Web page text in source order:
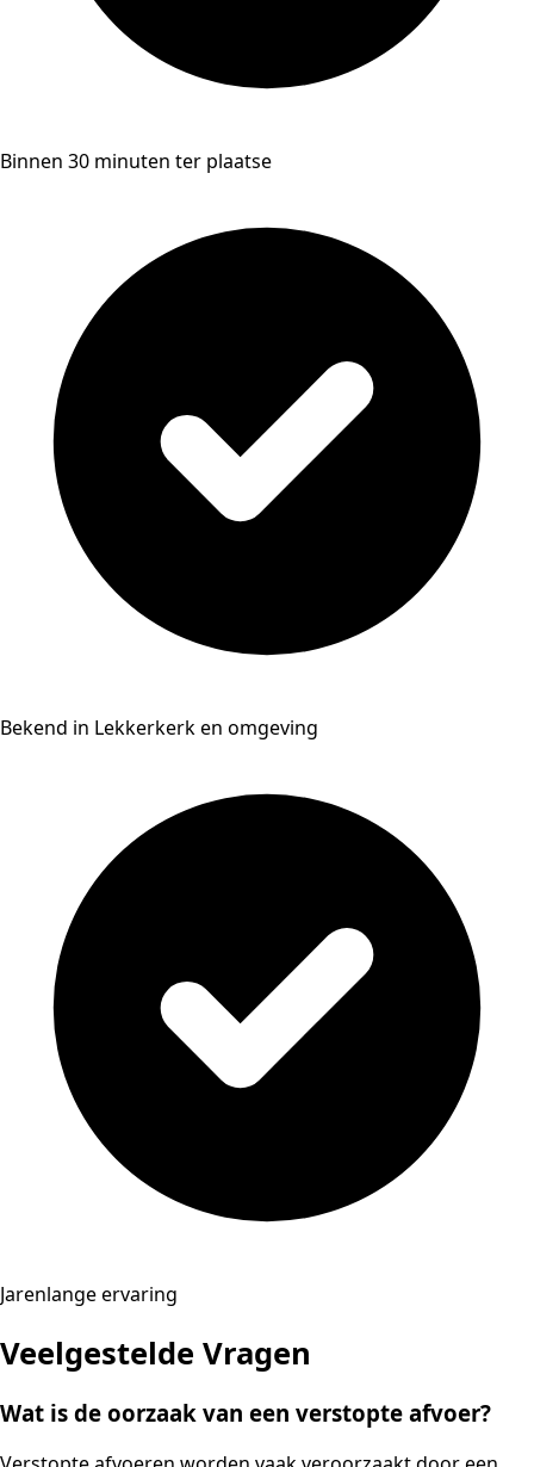
Binnen 30 minuten ter plaatse
Bekend in Lekkerkerk en omgeving
Jarenlange ervaring
Veelgestelde Vragen
Wat is de oorzaak van een verstopte afvoer?